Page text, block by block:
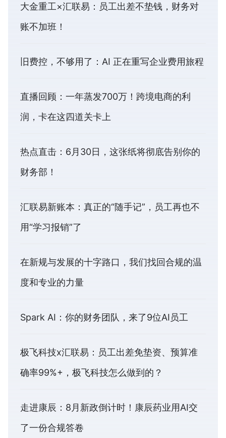
大金重工×汇联易：员工出差不垫钱，财务对
账不加班！
旧费控，不够用了：AI 正在重写企业费用旅程
直播回顾：一年蒸发700万！跨境电商的利
润，卡在这四道关卡上
热点直击：6月30日，这张纸将彻底告别你的
财务部！
汇联易新账本：真正的“随手记”，员工再也不
用“学习报销”了
在新规与发展的十字路口，我们找回合规的温
度和专业的力量
Spark AI：你的财务团队，来了9位AI员工
极飞科技x汇联易：员工出差免垫资、预算准
确率99%+，极飞科技怎么做到的？
走进康辰：8月新政倒计时！康辰药业用AI交
了一份合规答卷